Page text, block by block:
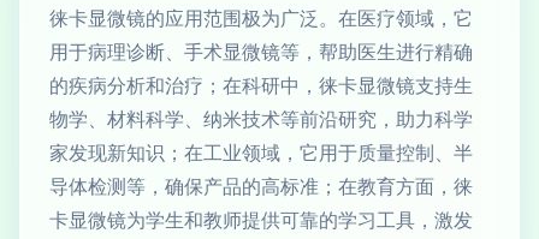
徕卡显微镜的应用范围极为广泛。在医疗领域，它
用于病理诊断、手术显微镜等，帮助医生进行精确
的疾病分析和治疗；在科研中，徕卡显微镜支持生
物学、材料科学、纳米技术等前沿研究，助力科学
家发现新知识；在工业领域，它用于质量控制、半
导体检测等，确保产品的高标准；在教育方面，徕
卡显微镜为学生和教师提供可靠的学习工具，激发